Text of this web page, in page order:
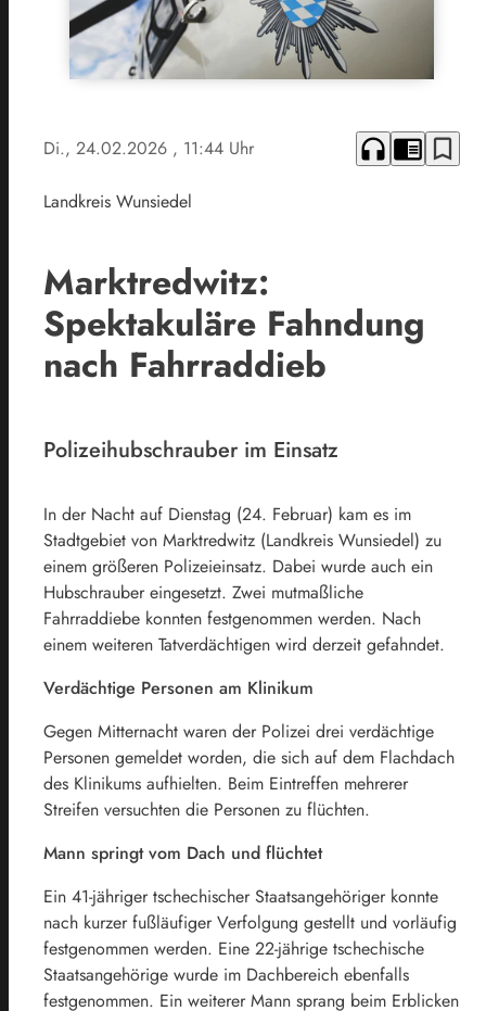
Di., 24.02.2026 , 11:44 Uhr headphones chrome_reader_mode bookmark_border
Landkreis Wunsiedel
Marktredwitz:
Spektakuläre Fahndung
nach Fahrraddieb
Polizeihubschrauber im Einsatz
In der Nacht auf Dienstag (24. Februar) kam es im
Stadtgebiet von Marktredwitz (Landkreis Wunsiedel) zu
einem größeren Polizeieinsatz. Dabei wurde auch ein
Hubschrauber eingesetzt. Zwei mutmaßliche
Fahrraddiebe konnten festgenommen werden. Nach
einem weiteren Tatverdächtigen wird derzeit gefahndet.
Verdächtige Personen am Klinikum
Gegen Mitternacht waren der Polizei drei verdächtige
Personen gemeldet worden, die sich auf dem Flachdach
des Klinikums aufhielten. Beim Eintreffen mehrerer
Streifen versuchten die Personen zu flüchten.
Mann springt vom Dach und flüchtet
Ein 41-jähriger tschechischer Staatsangehöriger konnte
nach kurzer fußläufiger Verfolgung gestellt und vorläufig
festgenommen werden. Eine 22-jährige tschechische
Staatsangehörige wurde im Dachbereich ebenfalls
festgenommen. Ein weiterer Mann sprang beim Erblicken